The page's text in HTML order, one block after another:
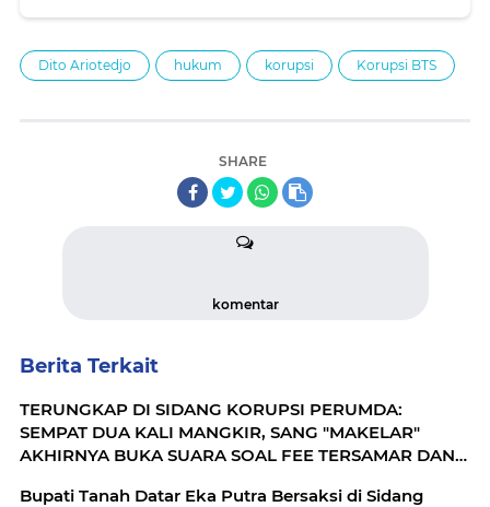
Dito Ariotedjo hukum korupsi Korupsi BTS
SHARE
komentar
Berita Terkait
TERUNGKAP DI SIDANG KORUPSI PERUMDA:
SEMPAT DUA KALI MANGKIR, SANG "MAKELAR"
AKHIRNYA BUKA SUARA SOAL FEE TERSAMAR DAN
Bupati Tanah Datar Eka Putra Bersaksi di Sidang